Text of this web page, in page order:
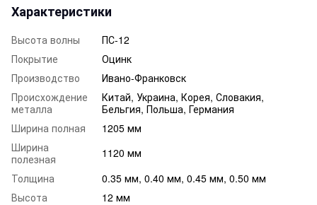
Характеристики
Высота волны
ПС-12
Покрытие
Оцинк
Производство
Ивано-Франковск
Происхождение
металла
Китай, Украина, Корея, Словакия,
Бельгия, Польша, Германия
Ширина полная
1205 мм
Ширина
полезная
1120 мм
Толщина
0.35 мм, 0.40 мм, 0.45 мм, 0.50 мм
Высота
12 мм